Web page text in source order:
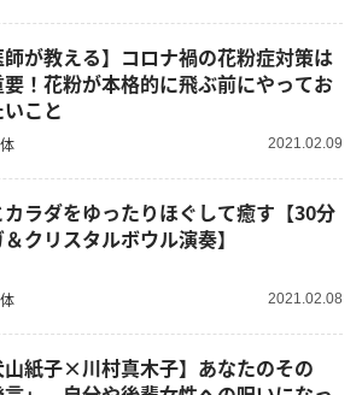
師が教える】コロナ禍の花粉症対策は
！花粉が本格的に飛ぶ前にやってお
こと
2021.02.09
ラダをゆったりほぐして癒す【30分
クリスタルボウル演奏】
2021.02.08
山紙子×川村真木子】あなたのその